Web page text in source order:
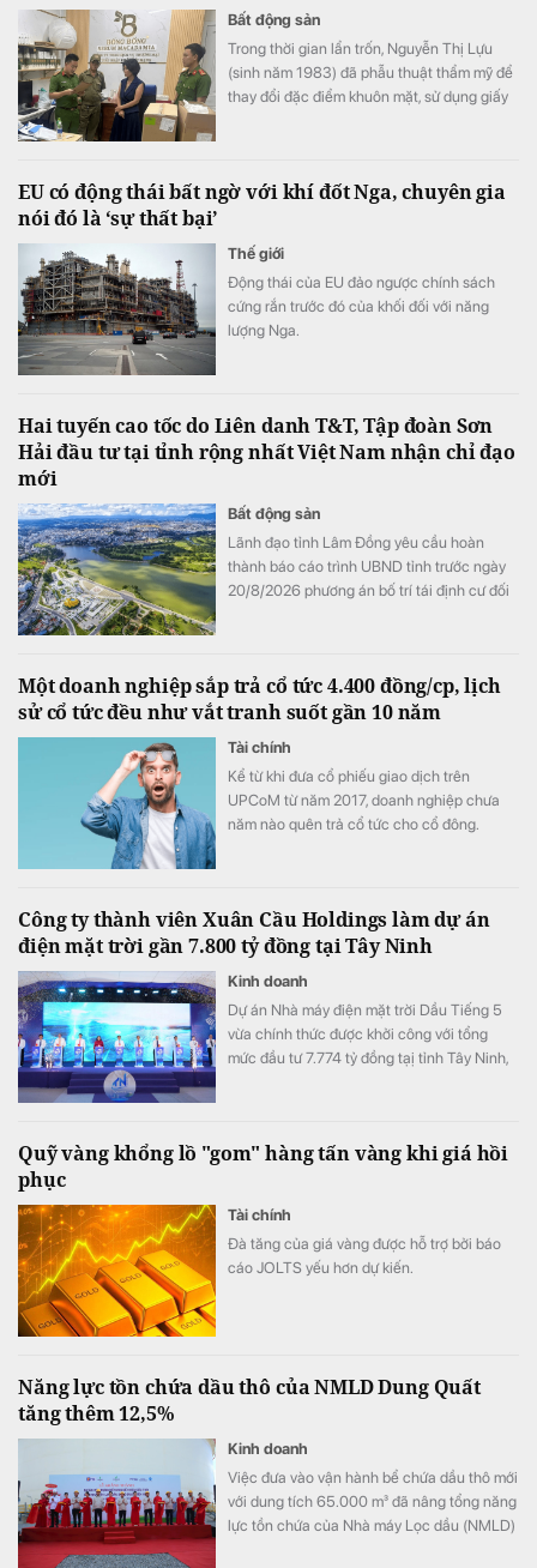
Bất động sản
Trong thời gian lẩn trốn, Nguyễn Thị Lựu
(sinh năm 1983) đã phẫu thuật thẩm mỹ để
thay đổi đặc điểm khuôn mặt, sử dụng giấy
tìm, lực lượng công an đã phát hiện và bắt
EU có động thái bất ngờ với khí đốt Nga, chuyên gia
nói đó là ‘sự thất bại’
Thế giới
Động thái của EU đảo ngược chính sách
cứng rắn trước đó của khối đối với năng
lượng Nga.
Hai tuyến cao tốc do Liên danh T&T, Tập đoàn Sơn
Hải đầu tư tại tỉnh rộng nhất Việt Nam nhận chỉ đạo
mới
Bất động sản
Lãnh đạo tỉnh Lâm Đồng yêu cầu hoàn
thành báo cáo trình UBND tỉnh trước ngày
20/8/2026 phương án bố trí tái định cư đối
Một doanh nghiệp sắp trả cổ tức 4.400 đồng/cp, lịch
sử cổ tức đều như vắt tranh suốt gần 10 năm
Tài chính
Kể từ khi đưa cổ phiếu giao dịch trên
UPCoM từ năm 2017, doanh nghiệp chưa
năm nào quên trả cổ tức cho cổ đông.
Công ty thành viên Xuân Cầu Holdings làm dự án
điện mặt trời gần 7.800 tỷ đồng tại Tây Ninh
Kinh doanh
Dự án Nhà máy điện mặt trời Dầu Tiếng 5
vừa chính thức được khởi công với tổng
mức đầu tư 7.774 tỷ đồng tạị tỉnh Tây Ninh,
Quỹ vàng khổng lồ "gom" hàng tấn vàng khi giá hồi
phục
Tài chính
Đà tăng của giá vàng được hỗ trợ bởi báo
cáo JOLTS yếu hơn dự kiến.
Năng lực tồn chứa dầu thô của NMLD Dung Quất
tăng thêm 12,5%
Kinh doanh
Việc đưa vào vận hành bể chứa dầu thô mới
với dung tích 65.000 m³ đã nâng tổng năng
lực tồn chứa của Nhà máy Lọc dầu (NMLD)